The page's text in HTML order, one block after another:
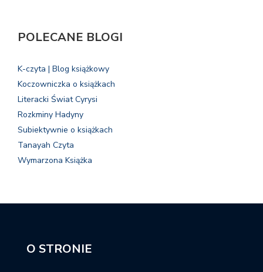
POLECANE BLOGI
K-czyta | Blog książkowy
Koczowniczka o książkach
Literacki Świat Cyrysi
Rozkminy Hadyny
Subiektywnie o książkach
Tanayah Czyta
Wymarzona Książka
O STRONIE